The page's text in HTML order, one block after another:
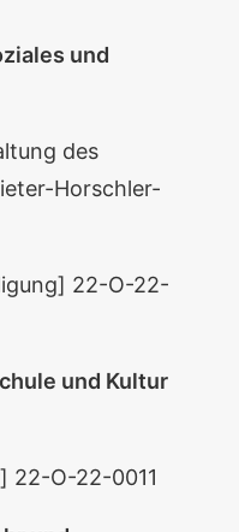
und
des
Horschler-
22-O-22-
und Kultur
22-O-22-0011